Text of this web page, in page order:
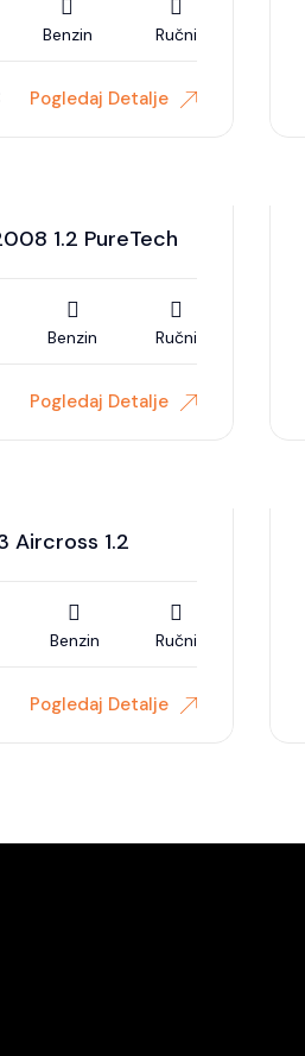
Benzin Ručni
Pogledaj Detalje
1.2 PureTech
Benzin Ručni
Pogledaj Detalje
Aircross 1.2
Benzin Ručni
Pogledaj Detalje